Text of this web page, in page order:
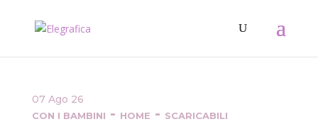
CON I BAMBINI - HOME - SCARICABILI
07 Ago 26